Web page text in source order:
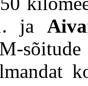
ja